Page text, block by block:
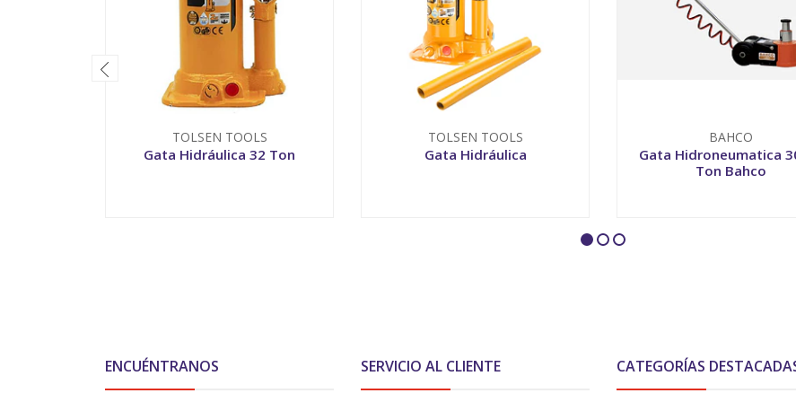
TOLSEN TOOLS
Gata Hidráulica 32 Ton
TOLSEN TOOLS
Gata Hidráulica
BAHCO
Gata Hidroneumatica
Ton Bahco
ENCUÉNTRANOS SERVICIO AL CLIENTE CATEGORÍAS